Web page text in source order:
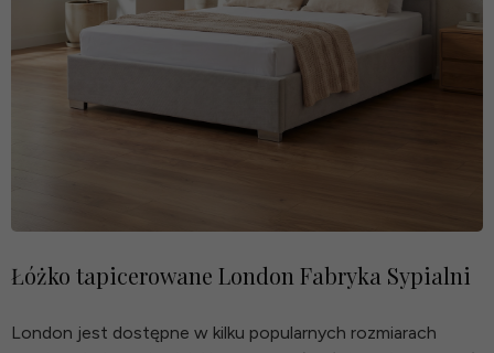
Łóżko tapicerowane London Fabryka Sypialni
London jest dostępne w kilku popularnych rozmiarach